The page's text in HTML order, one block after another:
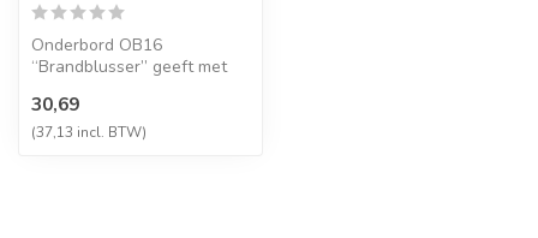
Onderbord OB16
“Brandblusser” geeft met
brandblusser.
30,69
(37,13 incl. BTW)